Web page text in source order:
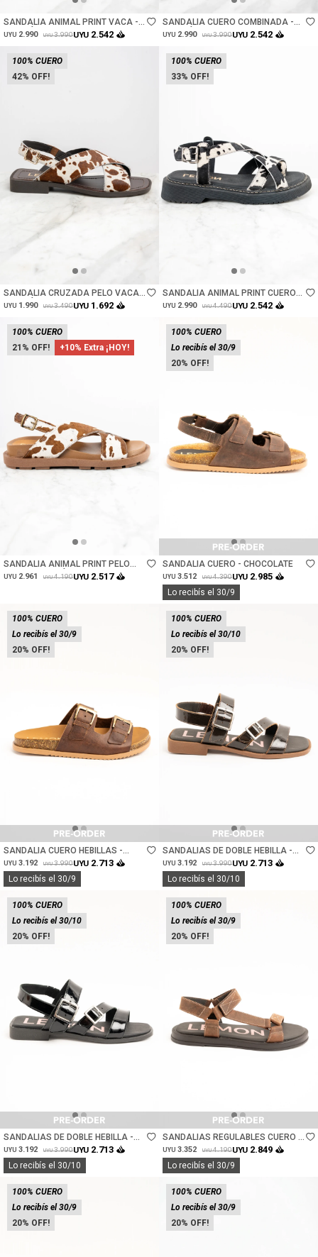
SANDALIA ANIMAL PRINT VACA -
MARRÓN
UYU 2.990 UYU 3.990UYU 2.542
SANDALIA CUERO COMBINADA -
MARRÓN
UYU 2.990 UYU 3.990UYU 2.542
42
100% CUERO
SANDALIA CRUZADA PELO VACA -
MARRÓN
UYU 1.990 UYU 3.490UYU 1.692
33
100% CUERO
SANDALIA ANIMAL PRINT CUERO
VACA - NEGRO
UYU 2.990 UYU 4.490UYU 2.542
21 +10% Extra ¡HOY!
100% CUERO
SANDALIA ANIMAL PRINT PELO
VACA - MARRÓN
UYU 2.961 UYU 4.190UYU 2.517
20
100% CUERO
Lo recibís el 30/9
Talle
SANDALIA CUERO - CHOCOLATE
UYU 3.512 UYU 4.390UYU 2.985
Lo recibís el 30/9
20
100% CUERO
Lo recibís el 30/9
Talle
SANDALIA CUERO HEBILLAS -
CHOCOLATE
UYU 3.192 UYU 3.990UYU 2.713
Lo recibís el 30/9
20
100% CUERO
Lo recibís el 30/10
Talle
SANDALIAS DE DOBLE HEBILLA -
CHOCOLATE
UYU 3.192 UYU 3.990UYU 2.713
Lo recibís el 30/10
20
100% CUERO
Lo recibís el 30/10
Talle
SANDALIAS DE DOBLE HEBILLA -
NEGRO
UYU 3.192 UYU 3.990UYU 2.713
Lo recibís el 30/10
20
100% CUERO
Lo recibís el 30/9
Talle
SANDALIAS REGULABLES CUERO -
CHOCOLATE
UYU 3.352 UYU 4.190UYU 2.849
Lo recibís el 30/9
20
100% CUERO
Lo recibís el 30/9
20
100% CUERO
Lo recibís el 30/9